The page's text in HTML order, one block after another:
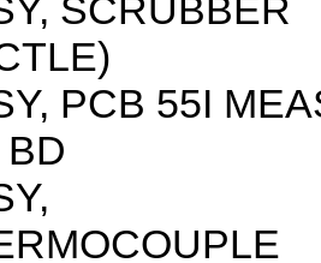
SCRUBBER
PCB 55I
BD